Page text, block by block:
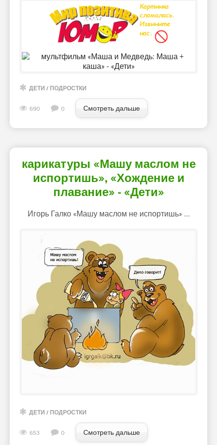
ДЕТИ / ПОДРОСТКИ
690 0 Смотреть дальше
карикатуры «Машу маслом не
испортишь», «Хождение и
плавание» - «Дети»
Игорь Галко «Машу маслом не испортишь» ...
ДЕТИ / ПОДРОСТКИ
653 0 Смотреть дальше